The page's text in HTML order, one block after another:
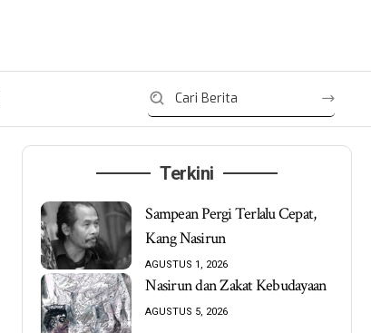
Terkini
Sampean Pergi Terlalu Cepat,
Kang Nasirun
AGUSTUS 1, 2026
Nasirun dan Zakat Kebudayaan
AGUSTUS 5, 2026